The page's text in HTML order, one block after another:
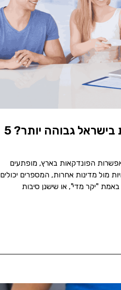
למה עלות הפונדקאות בישראל גבוהה יותר? 5
הפונדקאות בארץ, מופתעים
מול מדינות אחרות, המספרים יכולים
"יקר מדי", או שישנן סיבות